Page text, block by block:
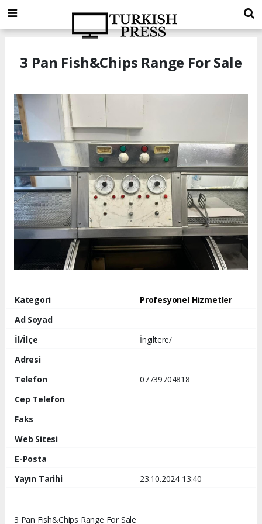
3 Pan Fish&Chips Range For Sale
Kategori
Profesyonel Hizmetler
Ad Soyad
İl/İlçe
İngiltere/
Adresi
Telefon
07739704818
Cep Telefon
Faks
Web Sitesi
E-Posta
Yayın Tarihi
23.10.2024 13:40
3 Pan Fish&Chips Range For Sale